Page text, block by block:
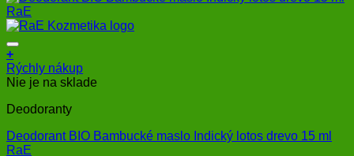
+
Rýchly nákup
Nie je na sklade
Deodoranty
Deodorant BIO Bambucké maslo Indický lotos drevo 15 ml
RaE